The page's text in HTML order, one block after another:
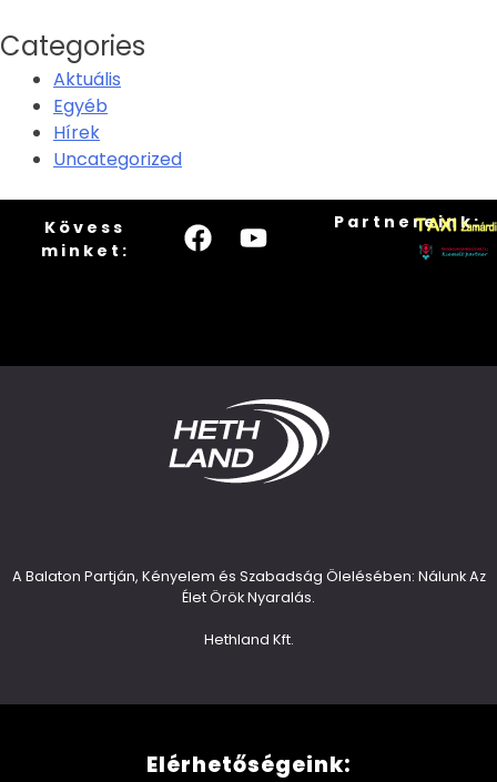
Categories
Aktuális
Egyéb
Hírek
Uncategorized
Kövess
minket:
Partnereink:
A Balaton Partján, Kényelem és Szabadság Ölelésében: Nálunk Az
Élet Örök Nyaralás.
Hethland Kft.
Elérhetőségeink: